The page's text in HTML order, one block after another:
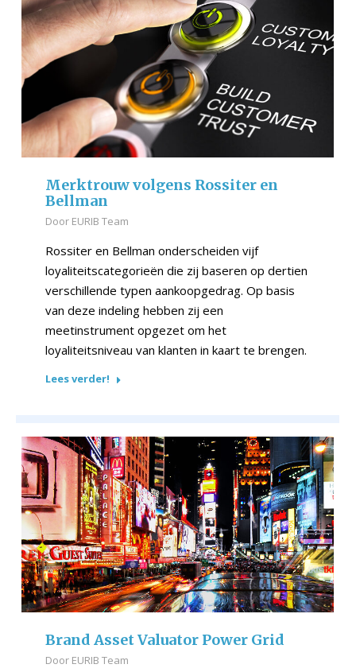
Merktrouw volgens Rossiter en
Bellman
Door EURIB Team
Rossiter en Bellman onderscheiden vijf
loyaliteitscategorieën die zij baseren op dertien
verschillende typen aankoopgedrag. Op basis
van deze indeling hebben zij een
meetinstrument opgezet om het
loyaliteitsniveau van klanten in kaart te brengen.
Lees verder!
Brand Asset Valuator Power Grid
Door EURIB Team